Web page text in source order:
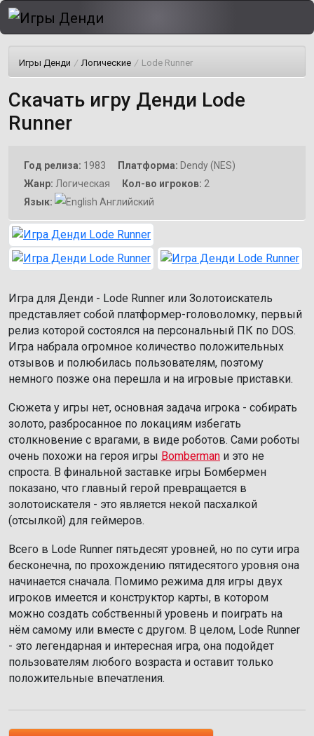
Игры Денди / Логические / Lode Runner
Скачать игру Денди Lode
Runner
Год релиза: 1983 Платформа: Dendy (NES)
Жанр: Логическая Кол-во игроков: 2
Язык:
Английский
Игра для Денди - Lode Runner или Золотоискатель
представляет собой платформер-головоломку, первый
релиз которой состоялся на персональный ПК по DOS.
Игра набрала огромное количество положительных
отзывов и полюбилась пользователям, поэтому
немного позже она перешла и на игровые приставки.
Сюжета у игры нет, основная задача игрока - собирать
золото, разбросанное по локациям избегать
столкновение с врагами, в виде роботов. Сами роботы
очень похожи на героя игры Bomberman и это не
спроста. В финальной заставке игры Бомбермен
показано, что главный герой превращается в
золотоискателя - это является некой пасхалкой
(отсылкой) для геймеров.
Всего в Lode Runner пятьдесят уровней, но по сути игра
бесконечна, по прохождению пятидесятого уровня она
начинается сначала. Помимо режима для игры двух
игроков имеется и конструктор карты, в котором
можно создать собственный уровень и поиграть на
нём самому или вместе с другом. В целом, Lode Runner
- это легендарная и интересная игра, она подойдет
пользователям любого возраста и оставит только
положительные впечатления.